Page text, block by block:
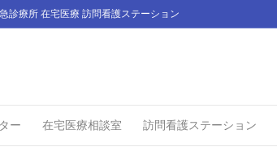
診療所 在宅医療 訪問看護ステーション
ー 在宅医療相談室 訪問看護ステーション